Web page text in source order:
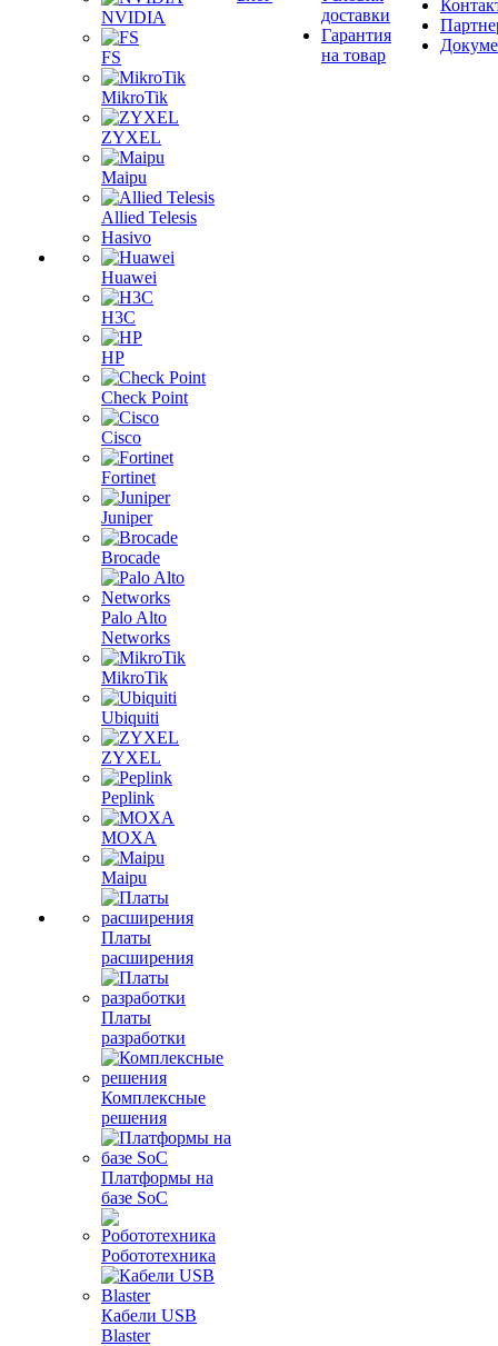
NVIDIA
FS
MikroTik
ZYXEL
Maipu
Allied Telesis
Hasivo
Huawei
H3C
HP
Check Point
Cisco
Fortinet
Juniper
Brocade
Palo Alto
Networks
MikroTik
Ubiquiti
ZYXEL
Peplink
MOXA
Maipu
Платы
расширения
Платы
разработки
Комплексные
решения
Платформы на
базе SoC
Робототехника
Кабели USB
Blaster
доставки
Гарантия
на товар